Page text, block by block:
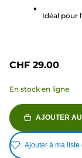
Idéal pour
CHF 29.00
En stock en ligne
AJOUTER
Ajouter à ma liste